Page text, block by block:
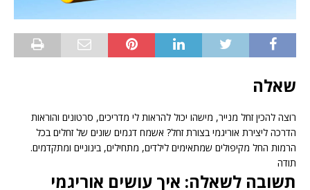
שאלה
רוצה להכין זחל מנייר, מישהו יכול להראות לי מדריכים, סרטונים והוראות
הדרכה ליצירת אוריגמי בצורת זחל? אשמח דגמים שונים של זחלים בכל
הרמות החל מקיפולים שמתאימים לילדים, מתחילים, בינוניים ומתקדמים.
תודה
תשובה לשאלה: איך עושים אוריגמי